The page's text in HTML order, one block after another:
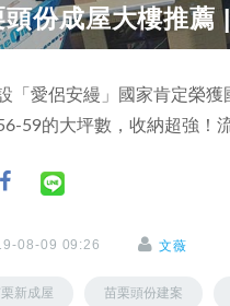
頭份成屋大樓推薦
「愛侶安縵」國家肯定榮
59的大坪數，收納超強！
08-09 09:26 文薇
新成屋 苗栗頭份建案